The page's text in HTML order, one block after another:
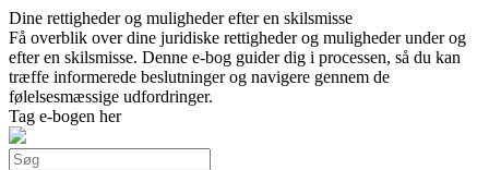
Dine rettigheder og muligheder efter en skilsmisse
Få overblik over dine juridiske rettigheder og muligheder under og
efter en skilsmisse. Denne e-bog guider dig i processen, så du kan
træffe informerede beslutninger og navigere gennem de
følelsesmæssige udfordringer.
Tag e-bogen her